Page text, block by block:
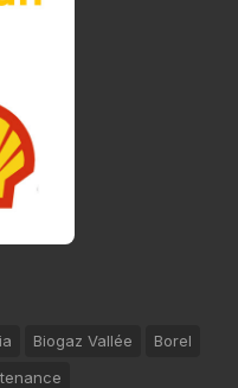
Biogaz Vallée
Borel